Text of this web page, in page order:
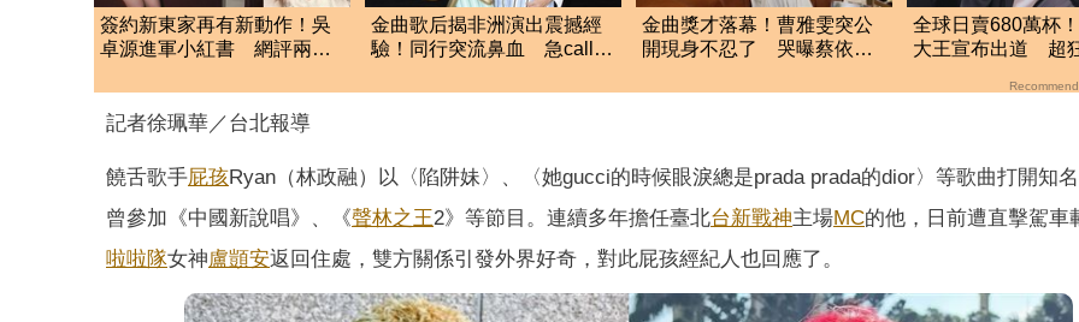
簽約新東家再有新動作！吳
卓源進軍小紅書 網評兩極
金曲歌后揭非洲演出震撼經
驗！同行突流鼻血 急call醫
金曲獎才落幕！曹雅雯突公
開現身不忍了 哭曝蔡依林
全球日賣680萬杯
大王宣布出道 超
記者徐珮華／台北報導
饒舌歌手屁孩Ryan（林政融）以〈陷阱妹〉、〈她gucci的時候眼淚總是prada prada的dior〉等歌曲打開知
曾參加《中國新說唱》、《聲林之王2》等節目。連續多年擔任臺北台新戰神主場MC的他，日前遭直擊駕車
啦啦隊女神盧顗安返回住處，雙方關係引發外界好奇，對此屁孩經紀人也回應了。